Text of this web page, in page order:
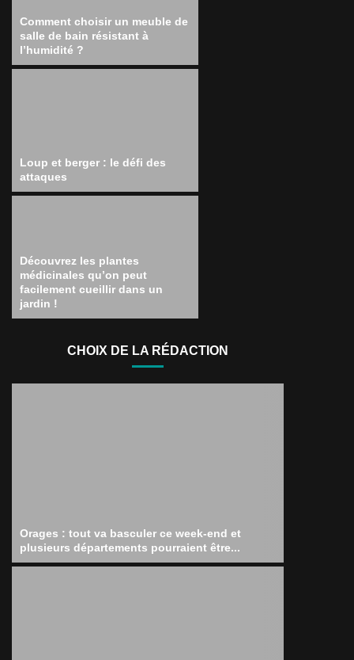
Comment choisir un meuble de
salle de bain résistant à
l’humidité ?
Loup et berger : le défi des
attaques
Découvrez les plantes
médicinales qu’on peut
facilement cueillir dans un
jardin !
CHOIX DE LA RÉDACTION
Orages : tout va basculer ce week-end et
plusieurs départements pourraient être...